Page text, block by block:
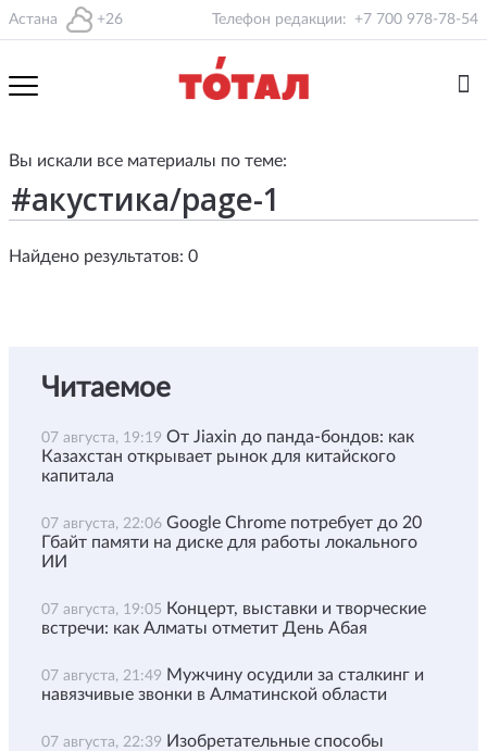
Астана +26 Телефон редакции: +7 700 978-78-54
Вы искали все материалы по теме:
Найдено результатов: 0
Читаемое
07 августа, 19:19 От Jiaxin до панда-бондов: как
Казахстан открывает рынок для китайского
капитала
07 августа, 22:06 Google Chrome потребует до 20
Гбайт памяти на диске для работы локального
ИИ
07 августа, 19:05 Концерт, выставки и творческие
встречи: как Алматы отметит День Абая
07 августа, 21:49 Мужчину осудили за сталкинг и
навязчивые звонки в Алматинской области
07 августа, 22:39 Изобретательные способы